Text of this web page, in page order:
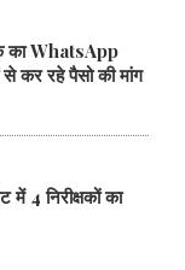
का WhatsApp
कर रहे पैसो की मांग
में 4 निरीक्षकों का